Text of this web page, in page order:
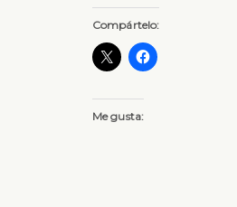
Compártelo:
Me gusta: